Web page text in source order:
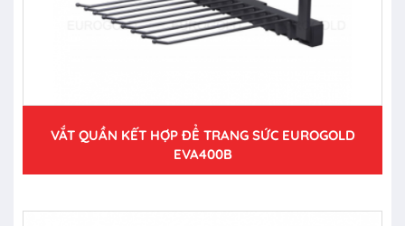
VẮT QUẦN KẾT HỢP ĐỂ TRANG SỨC EUROGOLD
EVA400B